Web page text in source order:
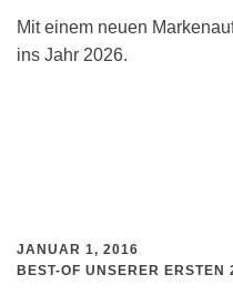
Mit einem neuen
ins Jahr 2026.
JANUAR 1, 2016
BEST-OF UNSERER ERSTEN